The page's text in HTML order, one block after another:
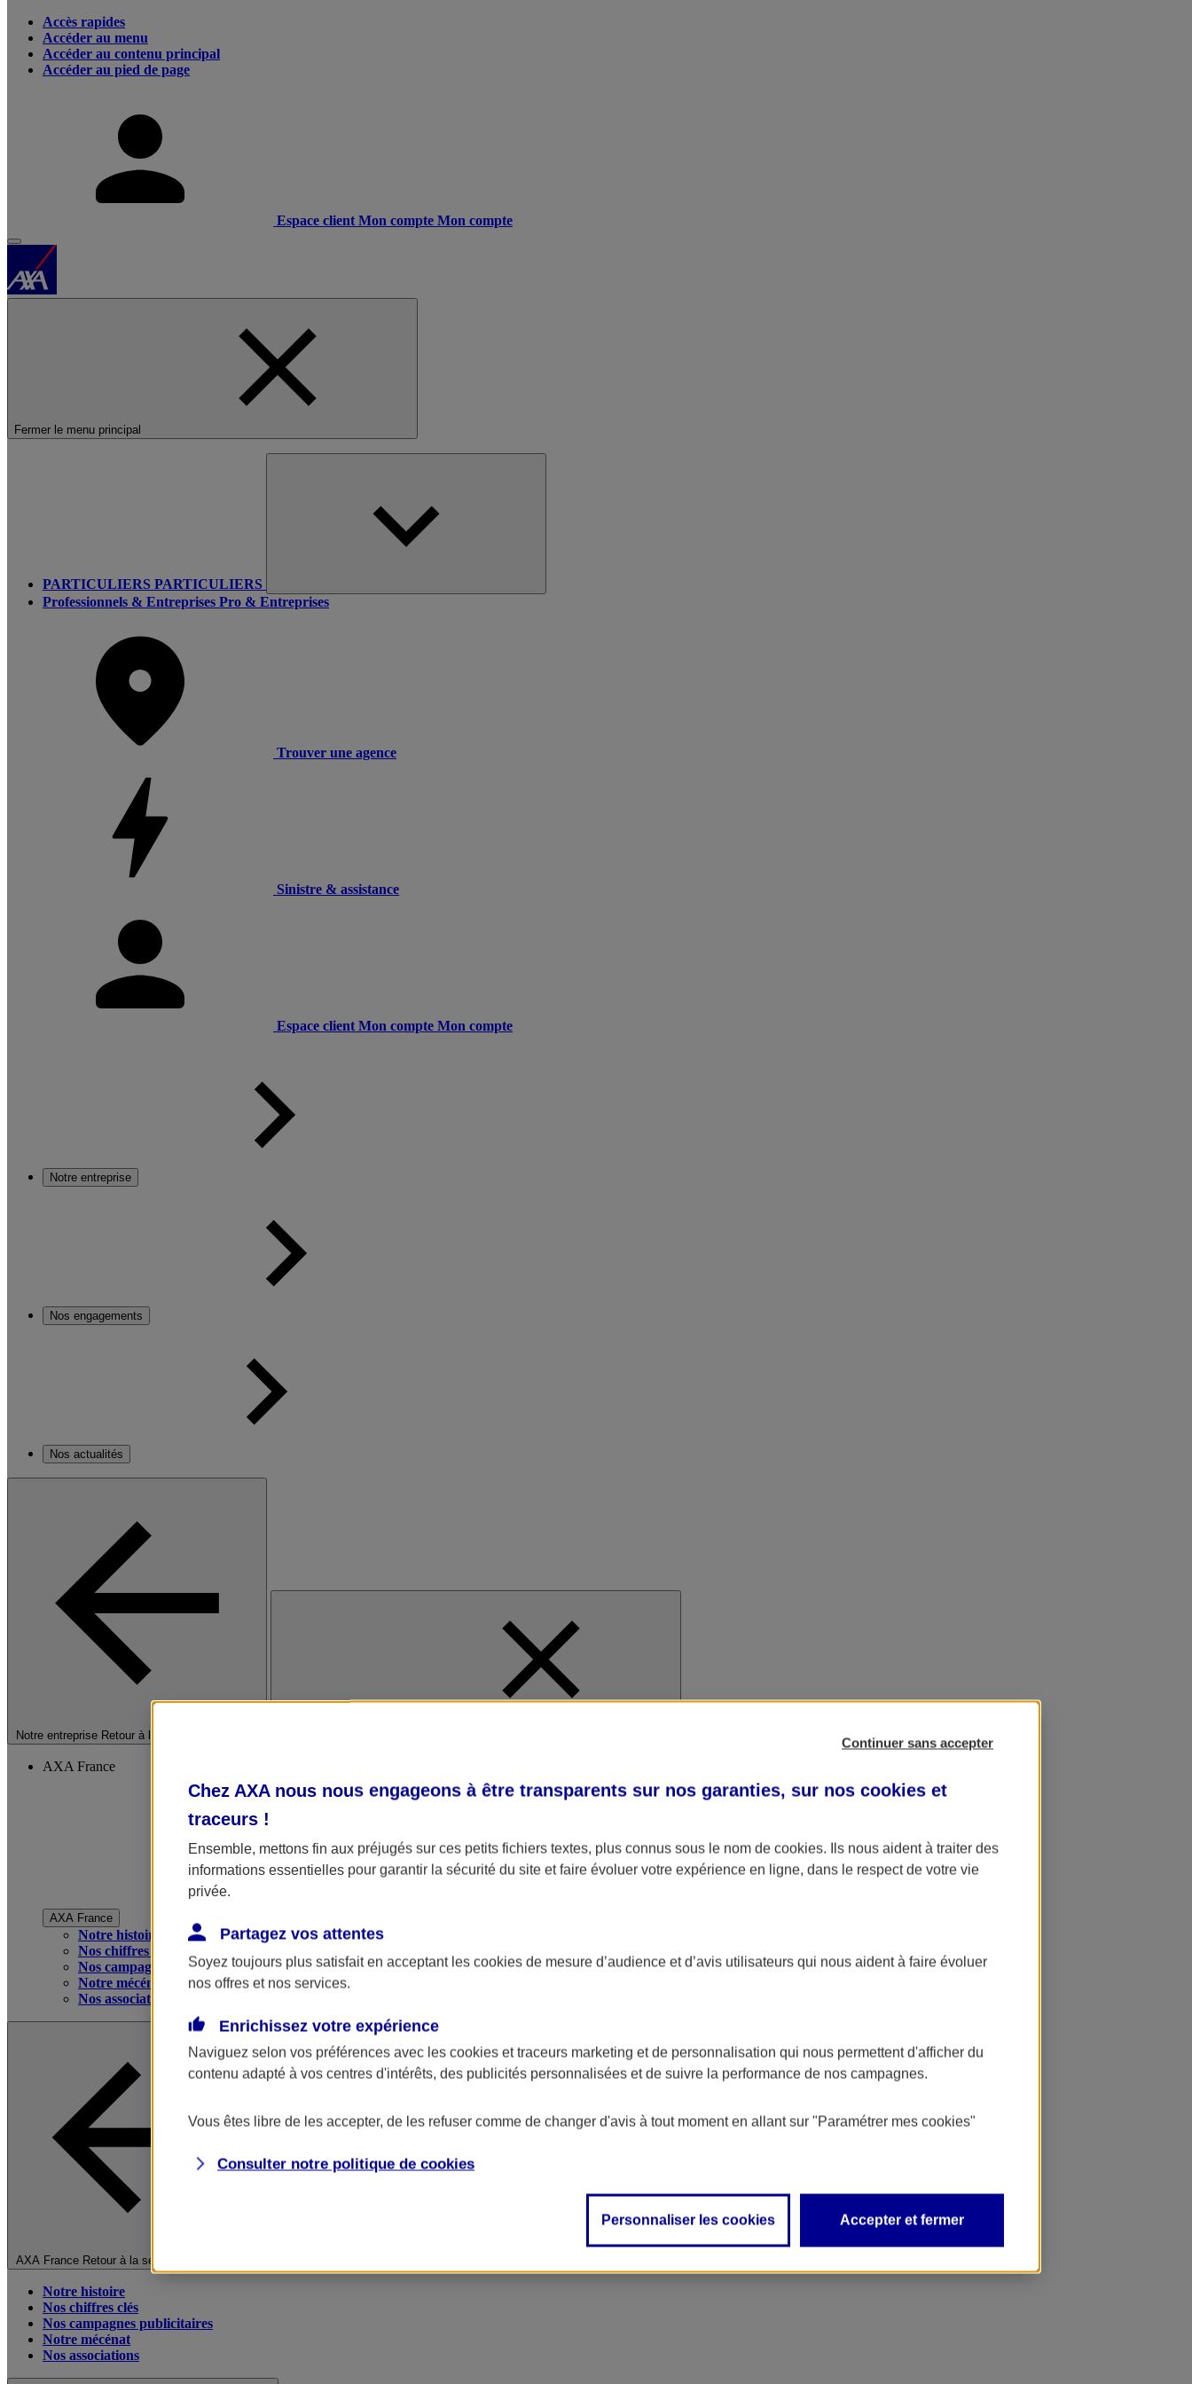
Accès rapides
Accéder au menu
Accéder au contenu principal
Accéder au pied de page
Espace client Mon compte Mon compte
Fermer le menu principal
PARTICULIERS PARTICULIERS
Professionnels & Entreprises Pro & Entreprises
Trouver une agence
Sinistre & assistance
Espace client Mon compte Mon compte
Notre entreprise
Nos engagements
Nos actualités
Notre entreprise Retour à la section précédente
AXA France
AXA France
Notre histoire
Nos chiffres clés
Nos campagnes publicitaires
Notre mécénat
Nos associations
AXA France Retour à la section précédente
Notre histoire
Nos chiffres clés
Nos campagnes publicitaires
Notre mécénat
Nos associations
Continuer sans accepter
Chez AXA nous nous engageons à être transparents sur nos garanties, sur nos cookies et
traceurs !
Ensemble, mettons fin aux préjugés sur ces petits fichiers textes, plus connus sous le nom de cookies. Ils nous aident à traiter des
informations essentielles pour garantir la sécurité du site et faire évoluer votre expérience en ligne, dans le respect de votre vie
privée.
Partagez vos attentes
Soyez toujours plus satisfait en acceptant les cookies de mesure d’audience et d’avis utilisateurs qui nous aident à faire évoluer
nos offres et nos services.
Enrichissez votre expérience
Naviguez selon vos préférences avec les cookies et traceurs marketing et de personnalisation qui nous permettent d'afficher du
contenu adapté à vos centres d'intérêts, des publicités personnalisées et de suivre la performance de nos campagnes.
Vous êtes libre de les accepter, de les refuser comme de changer d'avis à tout moment en allant sur "Paramétrer mes cookies"
Consulter notre politique de cookies
Personnaliser les cookies Accepter et fermer